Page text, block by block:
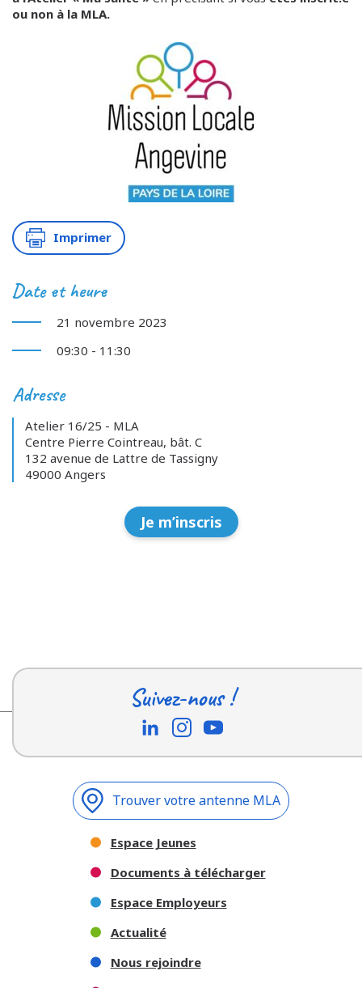
ou non à la MLA.
Imprimer
Date et heure
21 novembre 2023
09:30 - 11:30
Adresse
Atelier 16/25 - MLA
Centre Pierre Cointreau, bât. C
132 avenue de Lattre de Tassigny
49000 Angers
Je m’inscris
Suivez-nous !
Trouver votre antenne MLA
Espace Jeunes
Documents à télécharger
Espace Employeurs
Actualité
Nous rejoindre